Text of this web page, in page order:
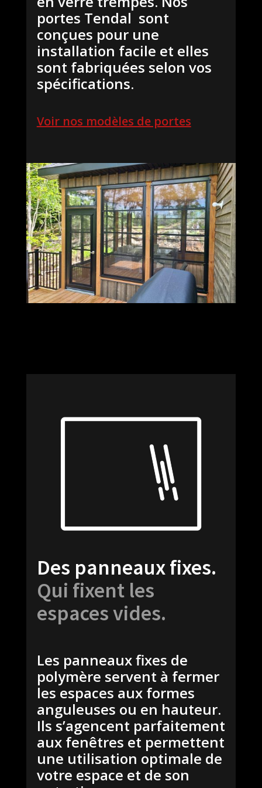
portes Tendal sont
conçues pour une
installation facile et elles
sont fabriquées selon vos
spécifications.
Voir nos modèles de portes
Des panneaux fixes.
Qui fixent les
espaces vides.
Les panneaux fixes de
polymère servent à fermer
les espaces aux formes
anguleuses ou en hauteur.
Ils s’agencent parfaitement
aux fenêtres et permettent
une utilisation optimale de
votre espace et de son